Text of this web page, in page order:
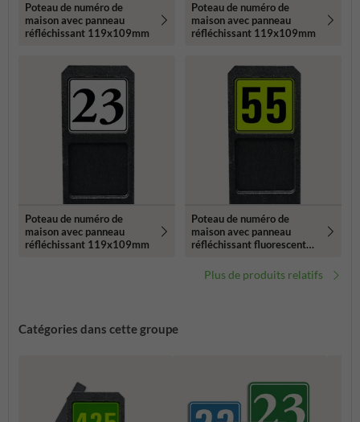
Poteau de numéro de
maison avec panneau
réfléchissant 119x109mm
Poteau de numéro de
maison avec panneau
réfléchissant 119x109mm
Poteau de numéro de
maison avec panneau
réfléchissant 119x109mm
Poteau de numéro de
maison avec panneau
réfléchissant fluorescent
Plus de produits relatifs
Catégories dans cette groupe